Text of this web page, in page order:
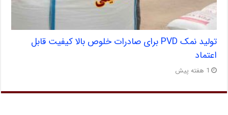
تولید نمک PVD برای صادرات خلوص بالا کیفیت قابل
اعتماد
1 هفته پیش